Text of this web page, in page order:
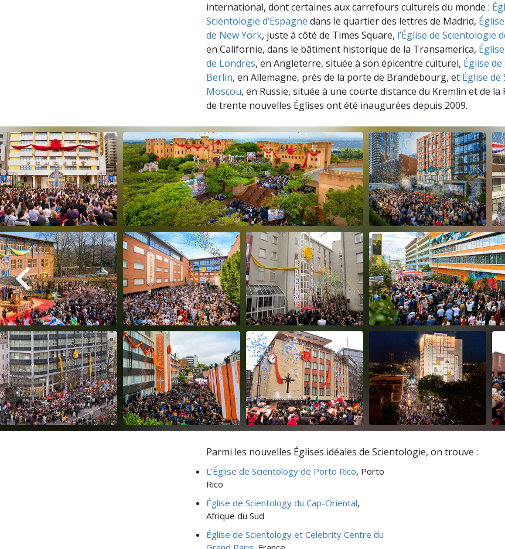
international, dont certaines aux carrefours culturels du monde :
Scientologie d’Espagne dans le quartier des lettres de Madrid,
de New York, juste à côté de Times Square, l’Église de Scientologie
en Californie, dans le bâtiment historique de la Transamerica,
de Londres, en Angleterre, située à son épicentre culturel, Église
Berlin, en Allemagne, près de la porte de Brandebourg, et Église de
Moscou, en Russie, située à une courte distance du Kremlin et de la
de trente nouvelles Églises ont été inaugurées depuis 2009.
Parmi les nouvelles Églises idéales de Scientologie, on trouve :
L’Église de Scientology de Porto Rico, Porto
Rico
Église de Scientology du Cap-Oriental,
Afrique du Sud
Église de Scientology et Celebrity Centre du